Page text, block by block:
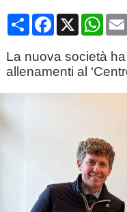
CondividiFacebook
X
La nuova società
allenamenti al